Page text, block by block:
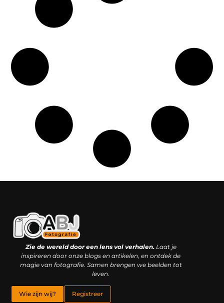
Zie de wereld door een lens vol verhalen.Laat je
inspireren door onze blogs en artikelen, en ontdek de
magie van fotografie. Samen brengen we beelden tot
leven.
Wie zijn wij? Registreer